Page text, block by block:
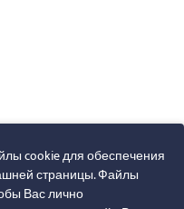
cookie для обеспечения
страницы. Файлы
Вас лично